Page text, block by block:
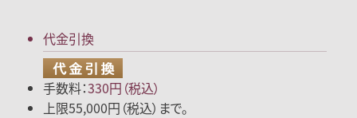
代金引換
手数料：330円（税込）
上限55,000円（税込）まで。